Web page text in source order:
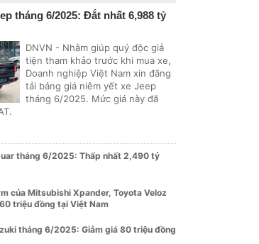
tháng 6/2025: Đắt nhất 6,988 tỷ
DNVN - Nhằm giúp quý độc giả
tiện tham khảo trước khi mua xe,
Doanh nghiệp Việt Nam xin đăng
tải bảng giá niêm yết xe Jeep
tháng 6/2025. Mức giá này đã
tháng 6/2025: Thấp nhất 2,490 tỷ
của Mitsubishi Xpander, Toyota Veloz
triệu đồng tại Việt Nam
tháng 6/2025: Giảm giá 80 triệu đồng